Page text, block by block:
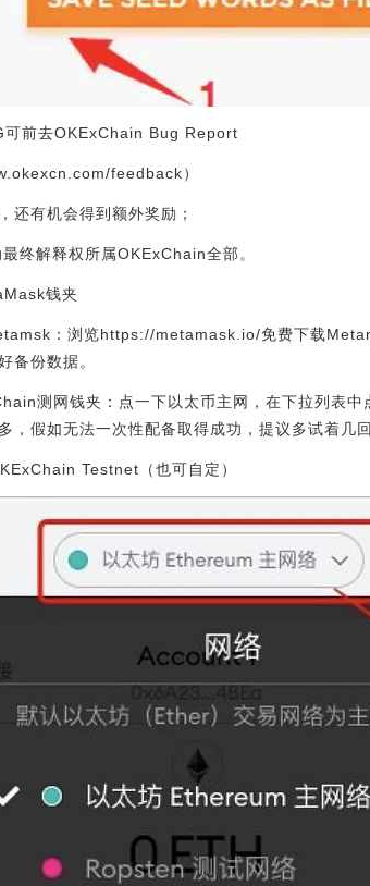
可前去OKExChain Bug Report
feedback）
还有机会得到额外奖励；
终解释权所属OKExChain全部。
钱夹
：浏览https://metamask.io/免费下载
备份数据。
测网钱夹：点一下以太币主网，在下拉列表
，假如无法一次性配备取得成功，提议多试着几回
Testnet（也可自定）